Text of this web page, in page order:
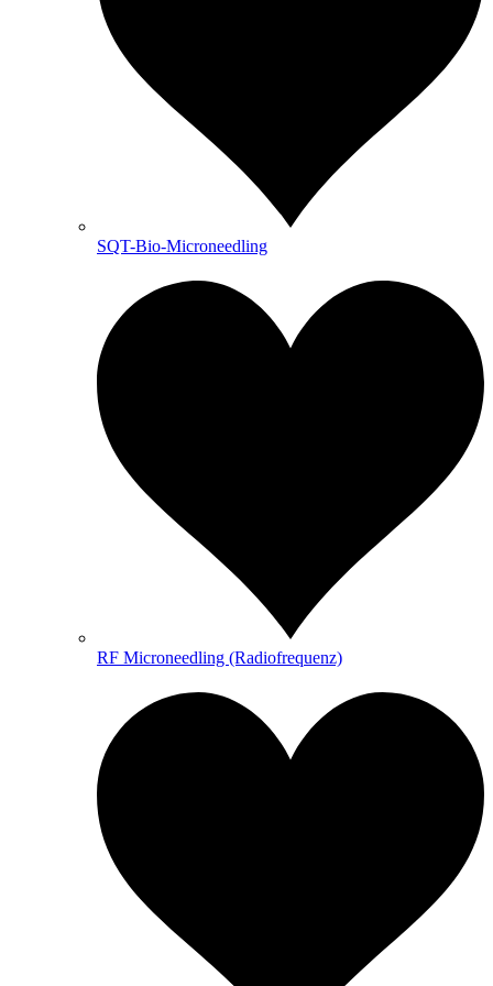
SQT-Bio-Microneedling
RF Microneedling (Radiofrequenz)